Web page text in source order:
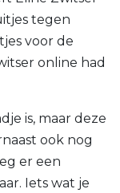
tegen
voor de
online had
is, maar deze
ook nog
er een
Iets wat je